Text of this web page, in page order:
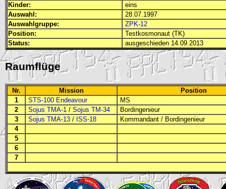
Kinder:
eins
Auswahl:
28.07.1997
Auswahlgruppe:
ZPK-12
Position:
Testkosmonaut (TK)
Status:
ausgeschieden 14.09.2013
Raumflüge
Nr. Mission
Position
1
STS-100 Endeavour
MS
2
Sojus TMA-1 / Sojus TM-34
Bordingenieur
3
Sojus TMA-13 / ISS-18 Kommandant / Bordingenieur
4
5
6
7